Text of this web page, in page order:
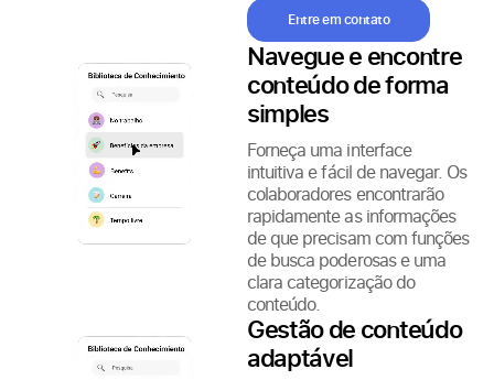
Entre em contato
Navegue e encontre
conteúdo de forma
simples
Forneça uma interface
intuitiva e fácil de navegar. Os
colaboradores encontrarão
rapidamente as informações
de que precisam com funções
de busca poderosas e uma
clara categorização do
conteúdo.
Gestão de conteúdo
adaptável